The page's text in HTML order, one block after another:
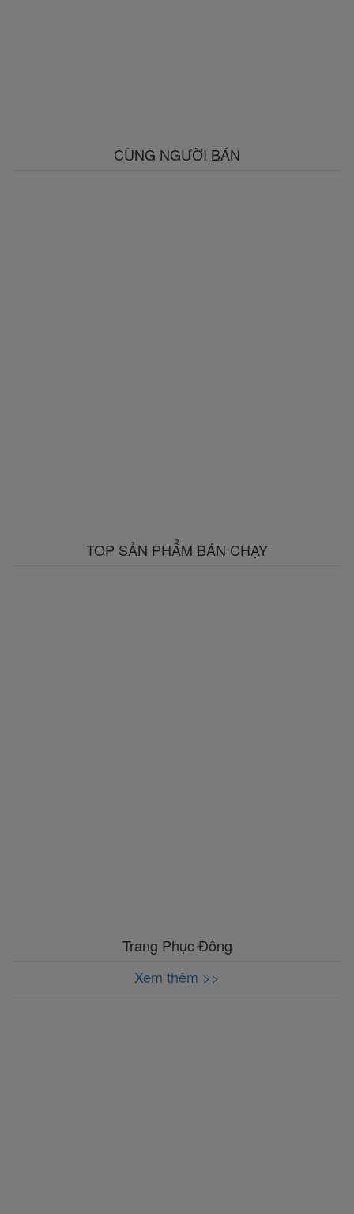
CÙNG NGƯỜI BÁN
TOP SẢN PHẨM BÁN CHẠY
Trang Phục Đông
Xem thêm >>